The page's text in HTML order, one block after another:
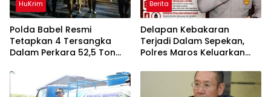
HuKrim
Polda Babel Resmi
Tetapkan 4 Tersangka
Dalam Perkara 52,5 Ton
Belitung
Berita
Delapan Kebakaran
Terjadi Dalam Sepekan,
Polres Maros Keluarkan
Masyarakat